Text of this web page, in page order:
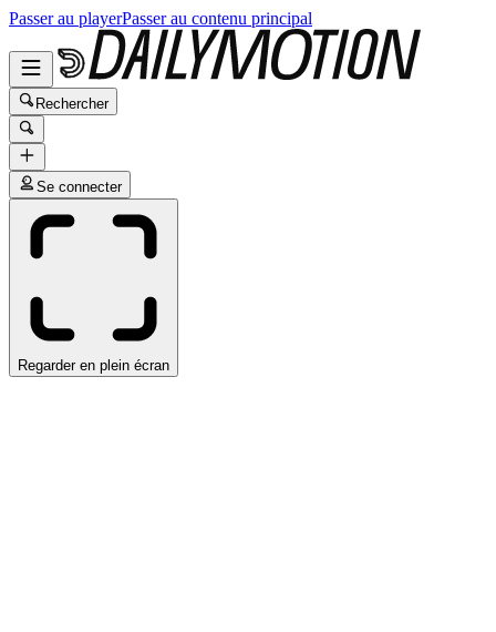
Passer au playerPasser au contenu principal
Rechercher
Se connecter
Regarder en plein écran